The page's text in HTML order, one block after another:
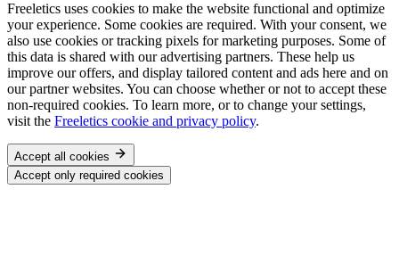
Freeletics uses cookies to make the website functional and optimize
your experience. Some cookies are required. With your consent, we
also use cookies or tracking pixels for marketing purposes. Some of
this data is shared with our advertising partners. These help us
improve our offers, and display tailored content and ads here and on
our partner websites. You can choose whether or not to accept these
non-required cookies. To learn more, or to change your settings,
visit the Freeletics cookie and privacy policy.
Accept all cookies
Accept only required cookies